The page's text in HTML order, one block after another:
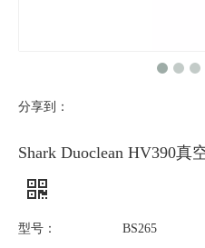
分享到：
Shark Duoclean HV390
型号：
BS265